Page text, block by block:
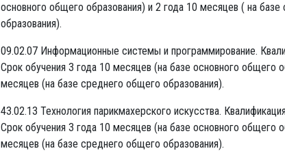
основного общего образования) и 2 года 10 месяцев ( на
образования).
09.02.07 Информационные системы и программирование.
Срок обучения 3 года 10 месяцев (на базе основного общего
месяцев (на базе среднего общего образования).
43.02.13 Технология парикмахерского искусства.
Срок обучения 3 года 10 месяцев (на базе основного общего
месяцев (на базе среднего общего образования).